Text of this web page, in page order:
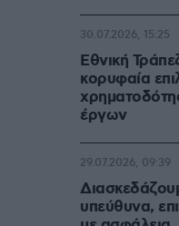
Εθνική
κορυφαία
έργων
30.07.2026, 15:25
υπεύθυνα,
29.07.2026, 09:39